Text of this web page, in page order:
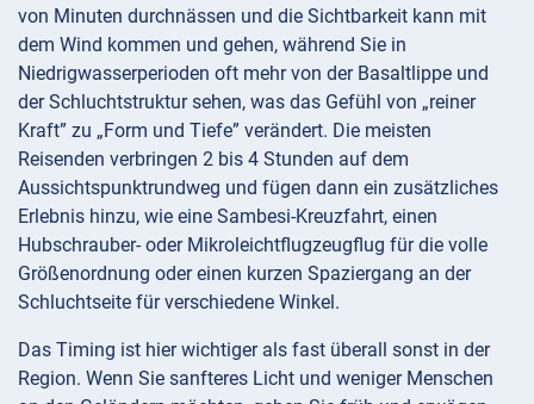
von Minuten durchnässen und die Sichtbarkeit kann mit
dem Wind kommen und gehen, während Sie in
Niedrigwasserperioden oft mehr von der Basaltlippe und
der Schluchtstruktur sehen, was das Gefühl von „reiner
Kraft” zu „Form und Tiefe” verändert. Die meisten
Reisenden verbringen 2 bis 4 Stunden auf dem
Aussichtspunktrundweg und fügen dann ein zusätzliches
Erlebnis hinzu, wie eine Sambesi-Kreuzfahrt, einen
Hubschrauber- oder Mikroleichtflugzeugflug für die volle
Größenordnung oder einen kurzen Spaziergang an der
Schluchtseite für verschiedene Winkel.
Das Timing ist hier wichtiger als fast überall sonst in der
Region. Wenn Sie sanfteres Licht und weniger Menschen